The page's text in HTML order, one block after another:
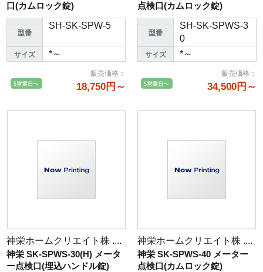
口(カムロック錠)
型番
SH-SK-SPW-5
サイズ *～
販売価格 ：
18,750円～
点検口(カムロック錠)
型番
SH-SK-SPWS-3
0
サイズ *～
販売価格 ：
34,500円～
神栄ホームクリエイト株 ....
神栄 SK-SPWS-30(H) メータ
ー点検口(埋込ハンドル錠)
神栄ホームクリエイト株 ....
神栄 SK-SPWS-40 メーター
点検口(カムロック錠)